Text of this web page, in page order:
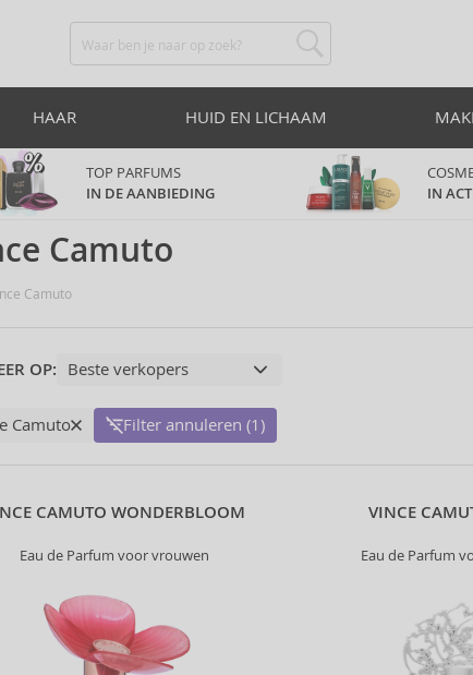
HAAR HUID EN LICHAAM
TOP PARFUMS
IN DE AANBIEDING
IN
Camuto
Camuto
OP:
Camuto Filter annuleren (1)
CAMUTO WONDERBLOOM
Eau de Parfum voor vrouwen
VINCE
Eau de Parfum